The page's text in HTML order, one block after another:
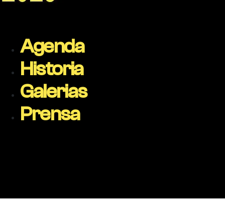
Agenda
Historia
Galerias
Prensa